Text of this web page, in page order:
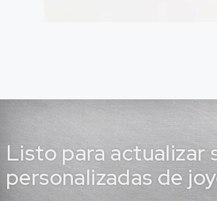
Listo para actualizar
personalizadas de